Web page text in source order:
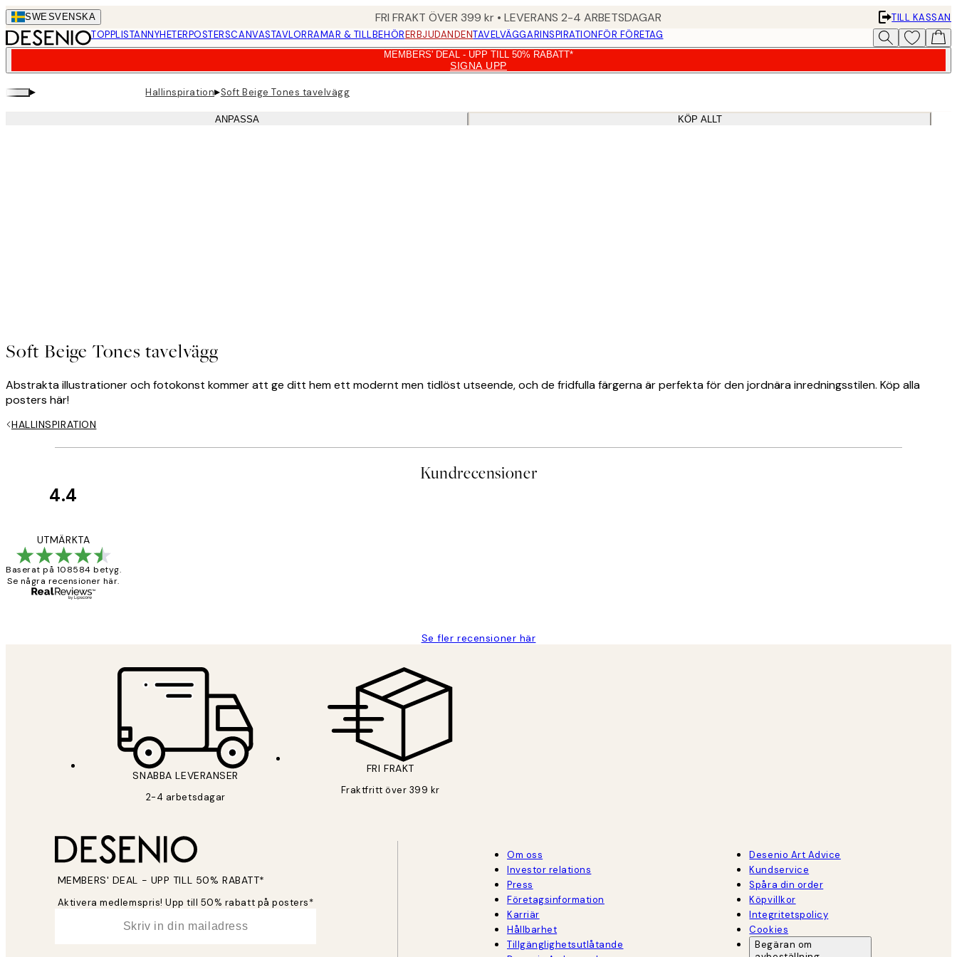
Skip
to
main
SWESVENSKA FRI FRAKT ÖVER 399 kr • LEVERANS 2-4 ARBETSDAGAR
TILL KASSAN
TOPPLISTANNYHETERPOSTERSCANVASTAVLORRAMAR & TILLBEHÖRERBJUDANDENTAVELVÄGGARINSPIRATIONFÖR FÖRETAG
MEMBERS' DEAL - UPP TILL 50% RABATT*
SIGNA UPP
▸ Hallinspiration▸Soft Beige Tones tavelvägg
ANPASSA KÖP ALLT
Soft Beige Tones tavelvägg
Abstrakta illustrationer och fotokonst kommer att ge ditt hem ett modernt men tidlöst utseende, och de fridfulla färgerna är perfekta för den jordnära inredningsstilen. Köp alla
posters här!
HALLINSPIRATION
Kundrecensioner
4.4
UTMÄRKTA
Baserat på 108584 betyg.
Se några recensioner här.
Se fler recensioner här
SNABBA LEVERANSER
2-4 arbetsdagar
FRI FRAKT
Fraktfritt över 399 kr
MEMBERS' DEAL - UPP TILL 50% RABATT*
Aktivera medlemspris! Upp till 50% rabatt på posters*
Om oss
Investor relations
Press
Företagsinformation
Karriär
Hållbarhet
Tillgänglighetsutlåtande
Desenio Art Advice
Kundservice
Spåra din order
Köpvillkor
Integritetspolicy
Cookies
Begäran om